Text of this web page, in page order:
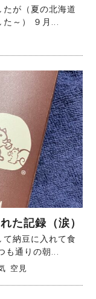
が（夏の北海道
～） ９月...
た記録（涙）
納豆に入れて食
通りの朝...
空見